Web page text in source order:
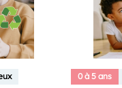
0 à 5 ans